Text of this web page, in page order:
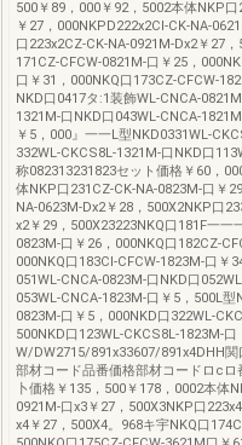
500￥89，000￥92，5002本体NKP口
￥27，000NKPD222x2Cl-CK-NA-
口223x2CZ-CK-NA-0921M-Dx2￥27
171CZ-CFCW-0821M-口￥25，
口￥31，000NKQ口173CZ-CFCW-
NKD口0417タ:1装飾WL-CNCA-
1321M-口NKD口043WL-CNCA-
￥5，000』一一L型NKD0331WL-
332WL-CKCS8L-1321M-口NKD口
称082313231823セット価格￥60，
体NKP口231CZ-CK-NA-0823M-口￥
NA-0623M-Dx2￥28，500X2NKP口
x2￥29，500X23223NKQ口181F一
0823M-口￥26，000NKQ口182CZ-
000NKQ口183Cl-CFCW-1823M-口￥
051WL-CNCA-0823M-口NKD口
053WL-CNCA-1823M-口￥5，500L型
0823M-口￥5，000NKD口322WL-
500NKD口123WL-CKCS8L-1823M-口
W/DW2715/891x33607/891x4DHH関
部材コード品番価格部材コードロcロ
卜価格￥135，500￥178，0002本体
0921M-口x3￥27，500X3NKP口
x4￥27，500X4。968キ宇NKQ口